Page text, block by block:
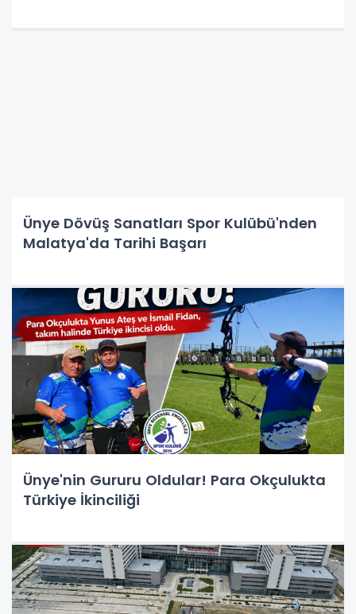
Ünye Dövüş Sanatları Spor Kulübü'nden
Malatya'da Tarihi Başarı
Ünye'nin Gururu Oldular! Para Okçulukta
Türkiye İkinciliği